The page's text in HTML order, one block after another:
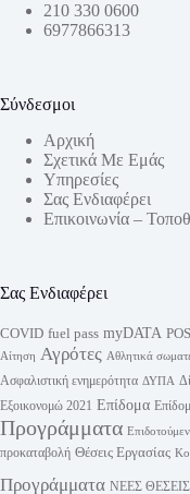
210 330 0600
6977866313
Σύνδεσμοι
Αρχική
Σχετικά Με Εμάς
Υπηρεσίες
Σας Ενδιαφέρει
Επικοινωνία –
Σας Ενδιαφέρει
COVID fuel pass myDATA POS
Αίτηση Αγρότες Αθλητικά
Ασφαλιστική ενημερότητα ΔΥΠΑ
Εξοικονομώ 2021 Επίδομα
Προγράμματα
προκαταβολή Θέσεις Εργασίας
Προγράμματα ΝΕΕΣ ΘΕΣΕΙΣ